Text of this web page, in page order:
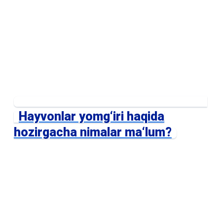
Hayvonlar yomg‘iri haqida
hozirgacha nimalar ma‘lum?